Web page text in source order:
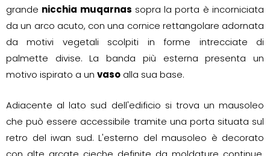
grande nicchia muqarnas sopra la porta è incorniciata
da un arco acuto, con una cornice rettangolare adornata
da motivi vegetali scolpiti in forme intrecciate di
palmette divise. La banda più esterna presenta un
motivo ispirato a un vaso alla sua base.
Adiacente al lato sud dell'edificio si trova un mausoleo
che può essere accessibile tramite una porta situata sul
retro del iwan sud. L'esterno del mausoleo è decorato